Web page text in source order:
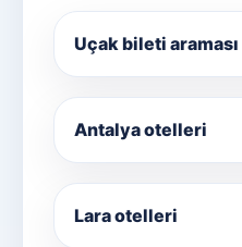
Uçak bileti araması
Antalya otelleri
Lara otelleri